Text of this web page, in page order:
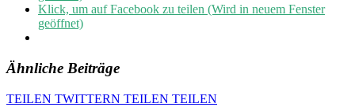
Klick, um auf Facebook zu teilen (Wird in neuem Fenster
geöffnet)
Ähnliche Beiträge
TEILEN TWITTERN TEILEN TEILEN